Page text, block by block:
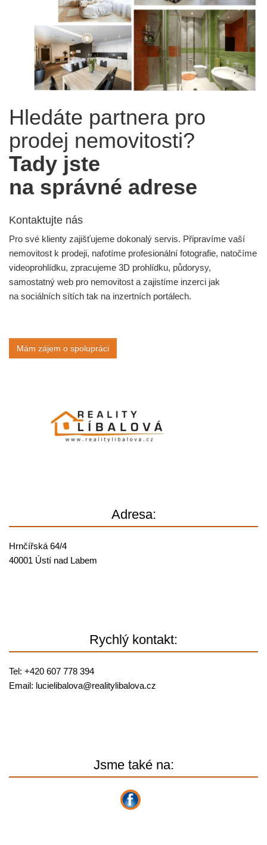
Hledáte partnera pro
prodej nemovitosti?
Tady jste
na správné adrese
Kontaktujte nás
Pro své klienty zajišťujeme dokonalý servis. Připravíme vaší
nemovitost k prodeji, nafotíme profesionální fotografie, natočíme
videoprohlídku, zpracujeme 3D prohlídku, půdorysy,
samostatný web pro nemovitost a zajistíme inzerci jak
na sociálních sítích tak na inzertních portálech.
Mám zájem o spolupráci
Adresa:
Hrnčířská 64/4
40001 Ústí nad Labem
Rychlý kontakt:
Tel: +420 607 778 394
Email: lucielibalova@realitylibalova.cz
Jsme také na: